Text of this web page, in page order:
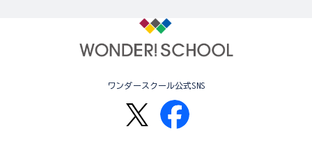
ワンダースクール公式SNS